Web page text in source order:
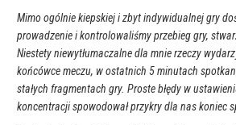
Mimo ogólnie kiepskiej i zbyt indywidualnej gry
prowadzenie i kontrolowaliśmy przebieg gry,
Niestety niewytłumaczalne dla mnie rzeczy
końcówce meczu, w ostatnich 5 minutach
stałych fragmentach gry. Proste błędy w
koncentracji spowodował przykry dla nas koniec